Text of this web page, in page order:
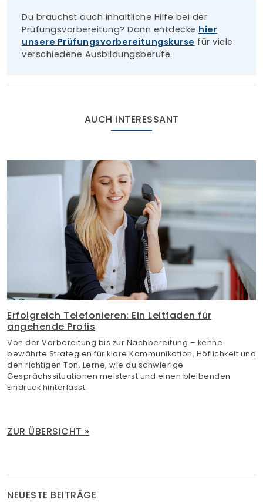
Du brauchst auch inhaltliche Hilfe bei der
Prüfungsvorbereitung? Dann entdecke hier
unsere Prüfungsvorbereitungskurse für viele
verschiedene Ausbildungsberufe.
AUCH INTERESSANT
Erfolgreich Telefonieren: Ein Leitfaden für
angehende Profis
Von der Vorbereitung bis zur Nachbereitung – kenne
bewährte Strategien für klare Kommunikation, Höflichkeit und
den richtigen Ton. Lerne, wie du schwierige
Gesprächssituationen meisterst und einen bleibenden
Eindruck hinterlässt
ZUR ÜBERSICHT »
NEUESTE BEITRÄGE